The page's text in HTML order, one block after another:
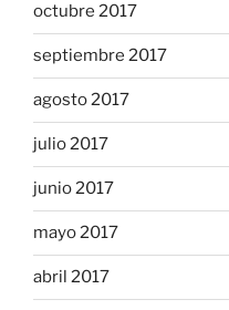
octubre 2017
septiembre 2017
agosto 2017
julio 2017
junio 2017
mayo 2017
abril 2017